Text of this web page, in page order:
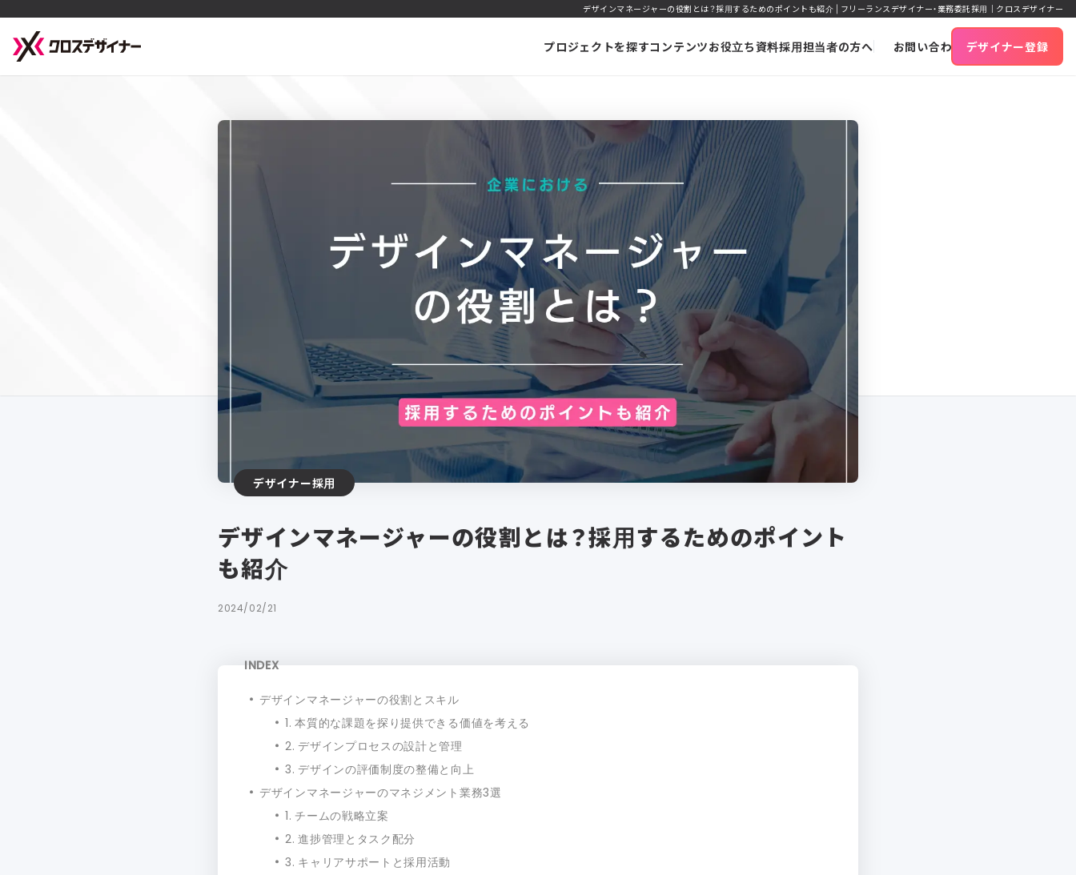
デザインマネージャーの役割とは？採用するためのポイントも紹介 | フリーランスデザイナー・業務委託採用｜クロスデザイナー
プロジェクトを探すコンテンツお役立ち資料採用担当者の方へ お問い合わせ デザイナー登録
デザイナー採用
デザインマネージャーの役割とは？採用するためのポイント
も紹介
2024/02/21
INDEX
デザインマネージャーの役割とスキル
1. 本質的な課題を探り提供できる価値を考える
2. デザインプロセスの設計と管理
3. デザインの評価制度の整備と向上
デザインマネージャーのマネジメント業務3選
1. チームの戦略立案
2. 進捗管理とタスク配分
3. キャリアサポートと採用活動